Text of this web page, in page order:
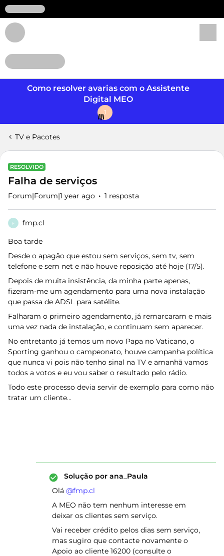
Como resolver avarias com o Assistente
Digital MEO
J
TV e Pacotes
RESOLVIDO
Falha de serviços
Forum|Forum|1 year ago 1 resposta
F fmp.cl
Boa tarde
Desde o apagão que estou sem serviços, sem tv, sem
telefone e sem net e não houve reposição até hoje (17/5).
Depois de muita insistência, da minha parte apenas,
fizeram-me um agendamento para uma nova instalação
que passa de ADSL para satélite.
Falharam o primeiro agendamento, já remarcaram e mais
uma vez nada de instalação, e continuam sem aparecer.
No entretanto já temos um novo Papa no Vaticano, o
Sporting ganhou o campeonato, houve campanha política
que nunca vi pois não tenho sinal na TV e amanhã vamos
todos a votos e eu vou saber o resultado pelo rádio.
Todo este processo devia servir de exemplo para como não
tratar um cliente...
Solução por ana_Paula
Olá ​ @fmp.cl
A MEO não tem nenhum interesse em
deixar os clientes sem serviço.
Vai receber crédito pelos dias sem serviço,
mas sugiro que contacte novamente o
Apoio ao cliente 16200 (consulte o